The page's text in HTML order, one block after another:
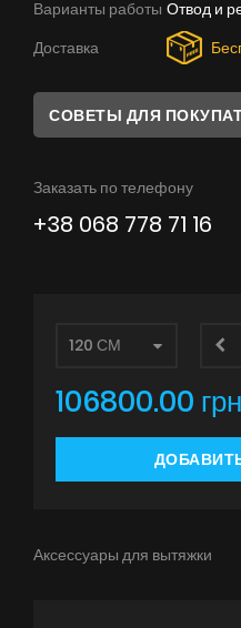
Советы
Инструкции
Варианты работы Отвод и
Доставка
СОВЕТЫ ДЛЯ
Заказать по телефону
+38 068 778 71 16
106800.00 грн
Аксессуары для вытяжки